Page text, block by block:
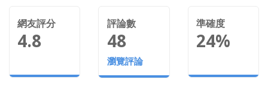
網友評分
4.8
評論數
48
瀏覽評論
準確度
24%